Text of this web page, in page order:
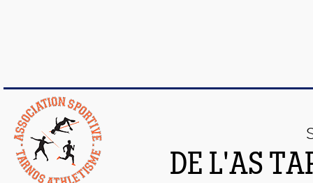
DE L'AS